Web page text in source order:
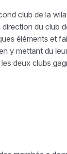
club de la
du club
éléments et
y mettant du
deux clubs